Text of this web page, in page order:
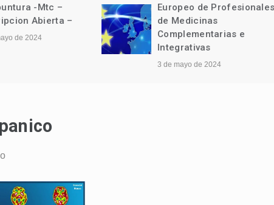
-Mtc –
Abierta –
de 2024
Europeo de Profesionales
de Medicinas
Complementarias e
Integrativas
3 de mayo de 2024
panico